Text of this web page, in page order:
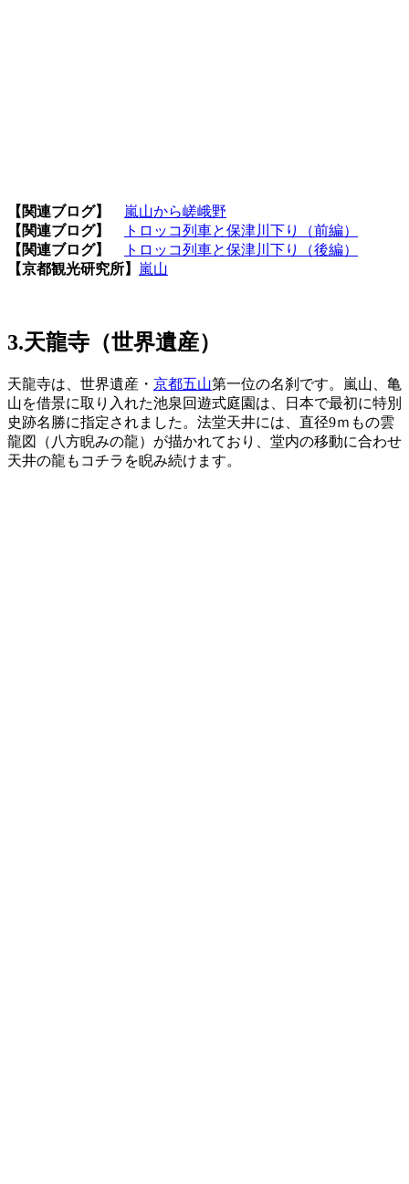
【関連ブログ】
嵐山から嵯峨野
【関連ブログ】
トロッコ列車と保津川下り（前編）
【関連ブログ】
トロッコ列車と保津川下り（後編）
【京都観光研究所】
嵐山
3.天龍寺（世界遺産）
天龍寺は、世界遺産・ 京都五山第一位の名刹です。嵐山、亀
山を借景に取り入れた池泉回遊式庭園は、日本で最初に特別
史跡名勝に指定されました。法堂天井には、直径9ｍもの雲
龍図（八方睨みの龍）が描かれており、堂内の移動に合わせ
天井の龍もコチラを睨み続けます。